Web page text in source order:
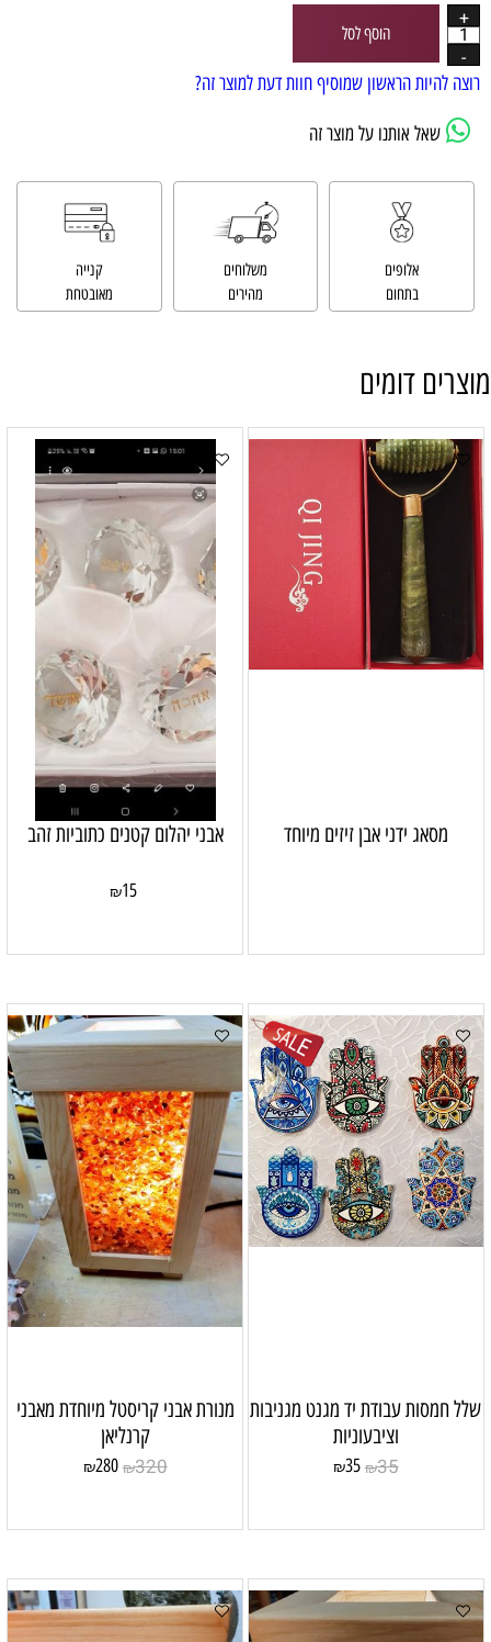
הוסף לסל
רוצה להיות הראשון שמוסיף חוות דעת למוצר זה?
שאל אותנו על מוצר זה
אלופים
בתחום
משלוחים
מהירים
קנייה
מאובטחת
מוצרים דומים
מסאג ידני אבן זיזים מיוחד אבני יהלום קטנים כתוביות זהב
₪15
שלל חמסות עבודת יד מגנט מגניבות
וציבעוניות
₪35
₪35
מנורת אבני קריסטל מיוחדת מאבני
קרנליאן
₪320
₪280